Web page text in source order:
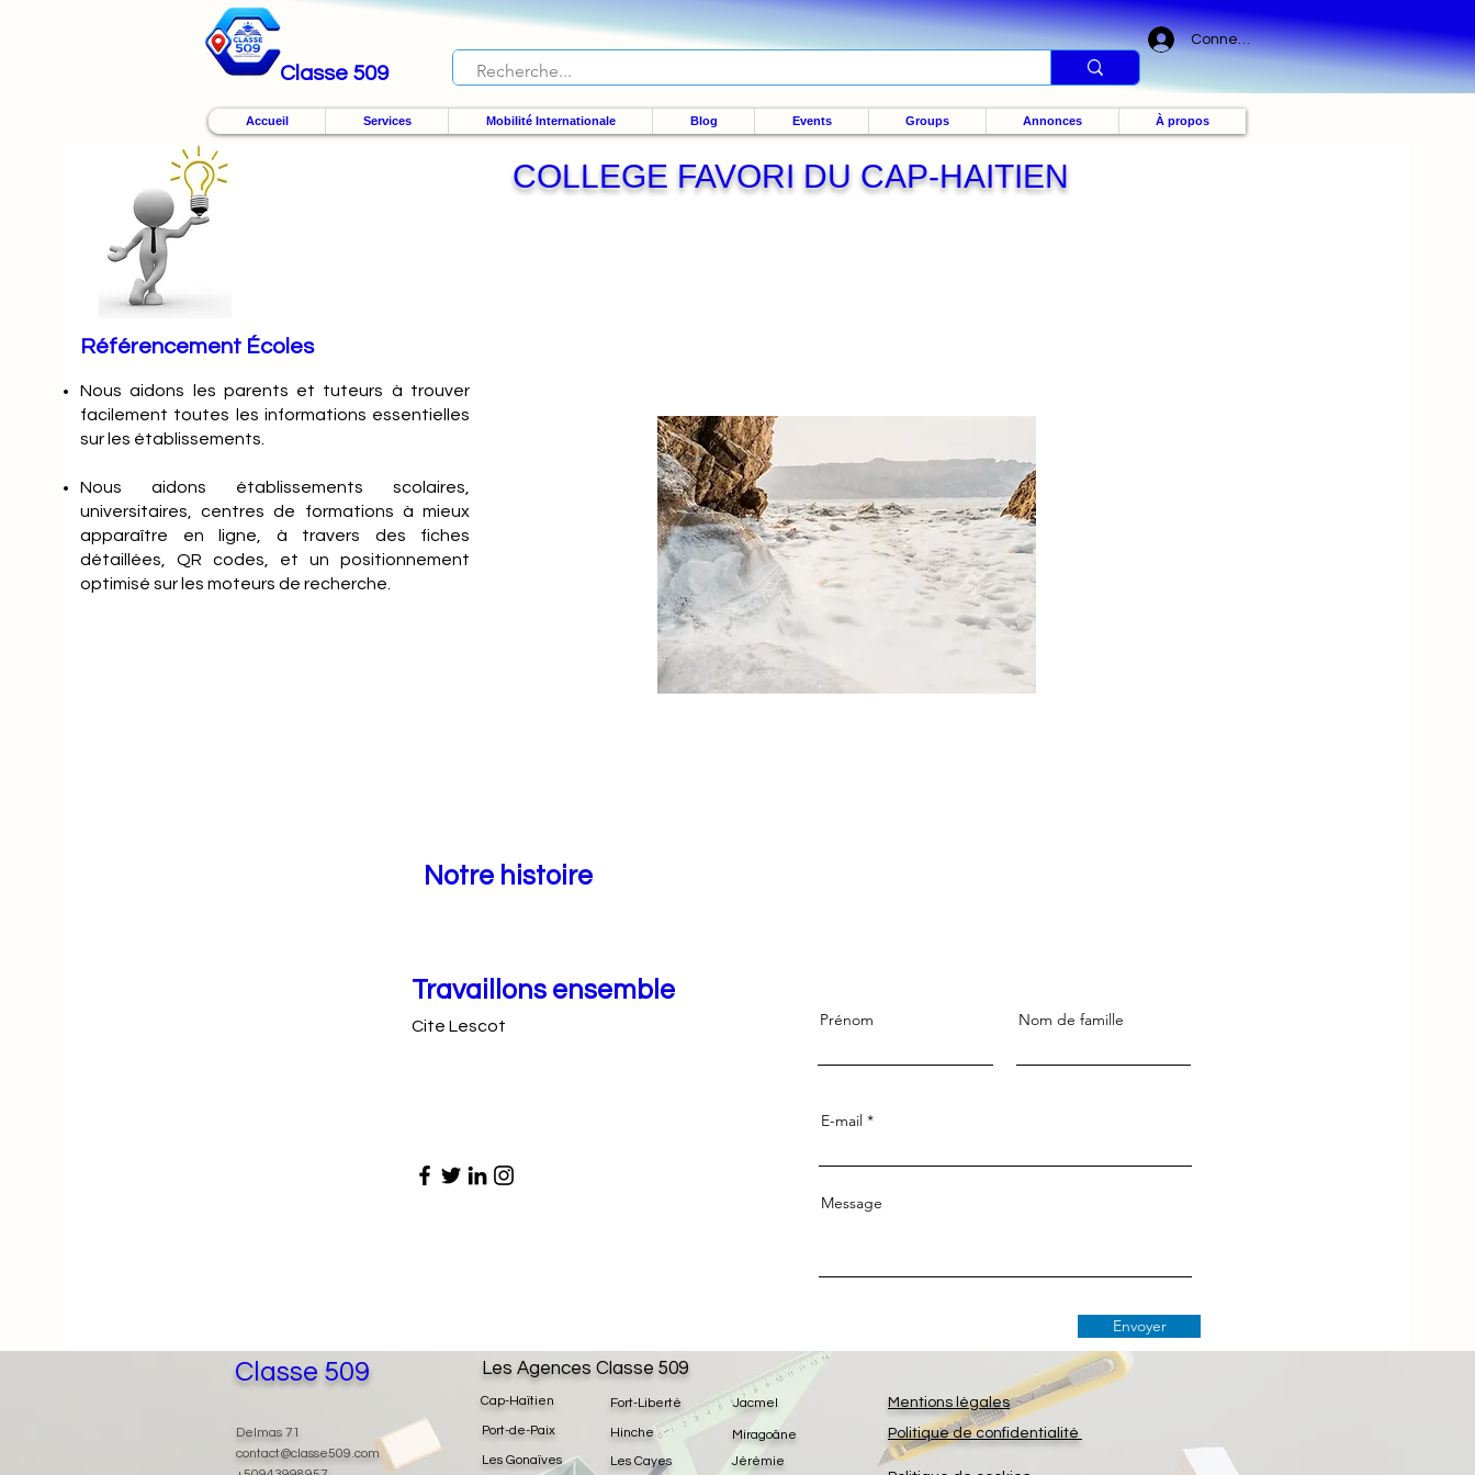
Classe 509
Connexion
Accueil Services Mobilité Internationale Blog Events Groups Annonces À propos
Référencement Écoles
Nousaidons les parents et tuteurs à trouver
facilement toutes les informations essentielles
sur les établissements.
Nous aidons établissements scolaires,
universitaires, centres de formations à mieux
apparaître en ligne, à travers des fiches
détaillées, QR codes, et un positionnement
optimisé sur les moteurs de recherche.
COLLEGE FAVORI DU CAP-HAITIEN
Notre histoire
Travaillons ensemble
Cite Lescot Prénom Nom de famille
E-mail
Message
Envoyer
Classe 509
Delmas 71
contact@classe509.com
Fort-Liberté
Hinche
Les Cayes
Jacmel
Jérémie
Miragoâne
Les Agences Classe 509
Cap-Haïtien
Port-de-Paix
Les Gonaïves
Mentions légales
Politique de confidentialité